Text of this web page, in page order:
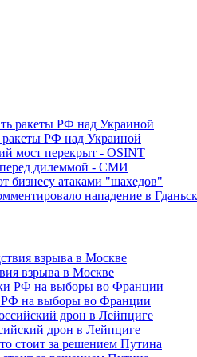
ракеты РФ над Украиной
мост перекрыт - OSINT
перед дилеммой - СМИ
атаками "шахедов"
нападение в
взрыва в Москве
РФ на выборы во Франции
дрон в Лейпциге